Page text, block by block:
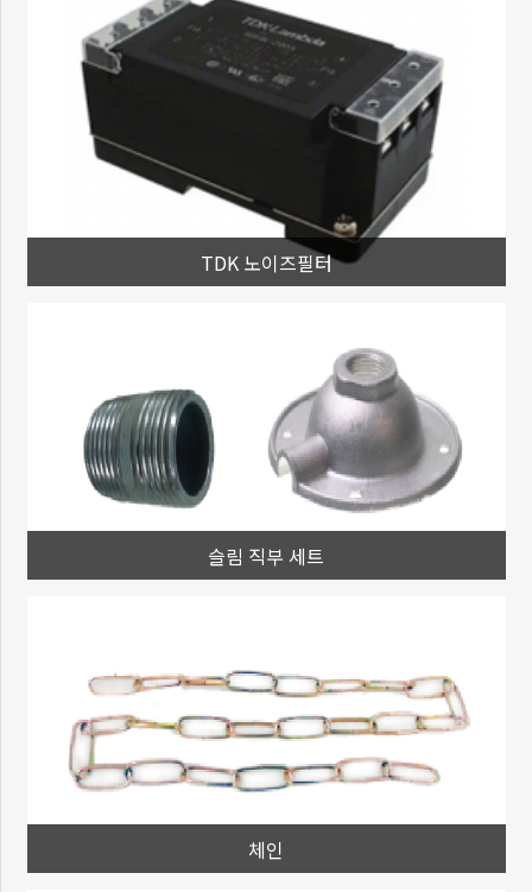
TDK 노이즈필터
슬림 직부 세트
체인